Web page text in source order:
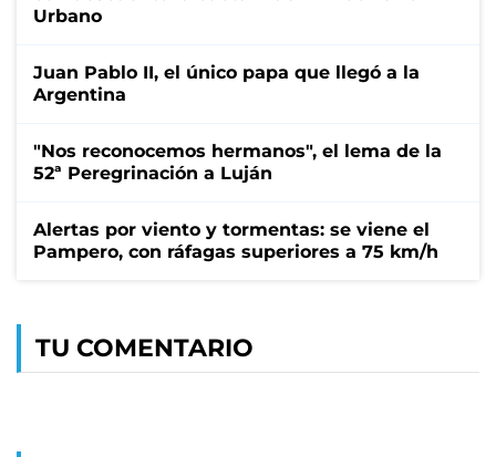
Urbano
Juan Pablo II, el único papa que llegó a la
Argentina
"Nos reconocemos hermanos", el lema de la
52ª Peregrinación a Luján
Alertas por viento y tormentas: se viene el
Pampero, con ráfagas superiores a 75 km/h
TU COMENTARIO